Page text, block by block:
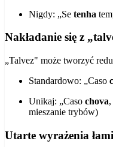
Nigdy: „Se tenha
Nakładanie się z
„Talvez" może tworzyć
Standardowo: „Caso
Unikaj: „Caso chova
mieszanie trybów)
Utarte wyrażenia